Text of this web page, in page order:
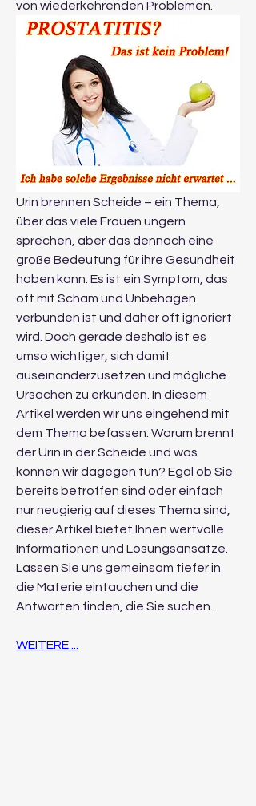
von wiederkehrenden Problemen.
Urin brennen Scheide – ein Thema,
über das viele Frauen ungern
sprechen, aber das dennoch eine
große Bedeutung für ihre Gesundheit
haben kann. Es ist ein Symptom, das
oft mit Scham und Unbehagen
verbunden ist und daher oft ignoriert
wird. Doch gerade deshalb ist es
umso wichtiger, sich damit
auseinanderzusetzen und mögliche
Ursachen zu erkunden. In diesem
Artikel werden wir uns eingehend mit
dem Thema befassen: Warum brennt
der Urin in der Scheide und was
können wir dagegen tun? Egal ob Sie
bereits betroffen sind oder einfach
nur neugierig auf dieses Thema sind,
dieser Artikel bietet Ihnen wertvolle
Informationen und Lösungsansätze.
Lassen Sie uns gemeinsam tiefer in
die Materie eintauchen und die
Antworten finden, die Sie suchen.
WEITERE ...